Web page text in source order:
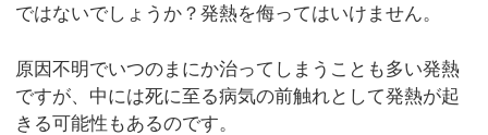
ではないでしょうか？発熱を侮ってはいけません。
原因不明でいつのまにか治ってしまうことも多い発熱
ですが、中には死に至る病気の前触れとして発熱が起
きる可能性もあるのです。